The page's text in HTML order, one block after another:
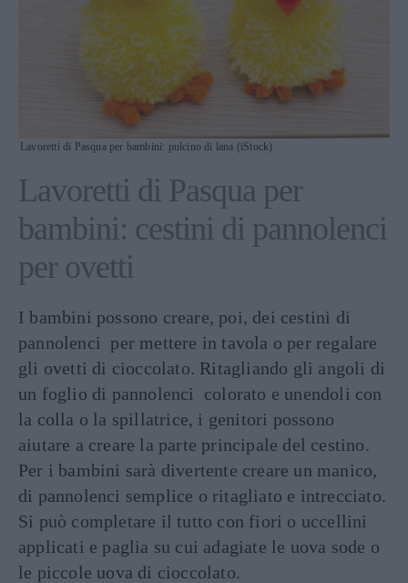
Lavoretti di Pasqua per bambini: pulcino di lana (iStock)
Lavoretti di Pasqua per
bambini: cestini di pannolenci
per ovetti
I bambini possono creare, poi, dei cestini di
pannolenci per mettere in tavola o per regalare
gli ovetti di cioccolato. Ritagliando gli angoli di
un foglio di pannolenci colorato e unendoli con
la colla o la spillatrice, i genitori possono
aiutare a creare la parte principale del cestino.
Per i bambini sarà divertente creare un manico,
di pannolenci semplice o ritagliato e intrecciato.
Si può completare il tutto con fiori o uccellini
applicati e paglia su cui adagiate le uova sode o
le piccole uova di cioccolato.